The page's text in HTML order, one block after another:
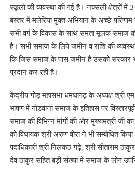
स्कूलों की व्यवस्था की गई है। नक्सली क्षेत्रों
बस्तर में मलेरिया मुक्त अभियान के अच्छे
सभी वर्ग के विकास के साथ समता मूलक समाज
है। सभी समाज के लिये जमीन व राशि की
कि जिस समाज के पास जमीन है उसको सरकार
प्रदान कर रही है।
केंद्रीय गोड़ महासभा धमधागढ़ के अध्यक्ष श्री
भाषण में गोंडवाना समाज के इतिहास पर
समाज की विभिन्न मांगों की ओर मुख्यमंत्री जी
को विधायक श्री अरुण वोरा ने भी सम्बोधित
पदाधिकारी श्री निलकंठ गढ़े, श्री सीताराम
देव ठाकुर सहित बड़ी संख्या में समाज के लोग